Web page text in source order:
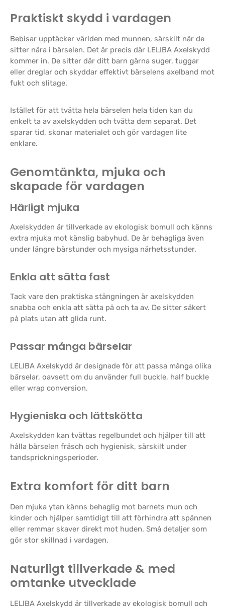
Praktiskt skydd i vardagen
Bebisar upptäcker världen med munnen, särskilt när de
sitter nära i bärselen. Det är precis där LELIBA Axelskydd
kommer in. De sitter där ditt barn gärna suger, tuggar
eller dreglar och skyddar effektivt bärselens axelband mot
fukt och slitage.
Istället för att tvätta hela bärselen hela tiden kan du
enkelt ta av axelskydden och tvätta dem separat. Det
sparar tid, skonar materialet och gör vardagen lite
enklare.
Genomtänkta, mjuka och
skapade för vardagen
Härligt mjuka
Axelskydden är tillverkade av ekologisk bomull och känns
extra mjuka mot känslig babyhud. De är behagliga även
under längre bärstunder och mysiga närhetsstunder.
Enkla att sätta fast
Tack vare den praktiska stängningen är axelskydden
snabba och enkla att sätta på och ta av. De sitter säkert
på plats utan att glida runt.
Passar många bärselar
LELIBA Axelskydd är designade för att passa många olika
bärselar, oavsett om du använder full buckle, half buckle
eller wrap conversion.
Hygieniska och lättskötta
Axelskydden kan tvättas regelbundet och hjälper till att
hålla bärselen fräsch och hygienisk, särskilt under
tandsprickningsperioder.
Extra komfort för ditt barn
Den mjuka ytan känns behaglig mot barnets mun och
kinder och hjälper samtidigt till att förhindra att spännen
eller remmar skaver direkt mot huden. Små detaljer som
gör stor skillnad i vardagen.
Naturligt tillverkade & med
omtanke utvecklade
LELIBA Axelskydd är tillverkade av ekologisk bomull och